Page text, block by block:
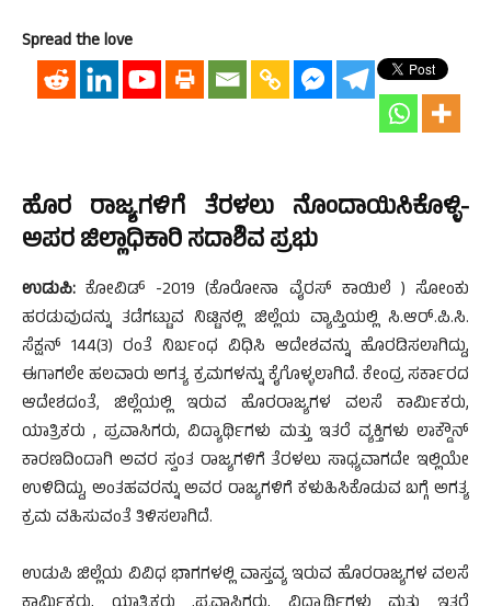
Spread the love
ಹೊರ ರಾಜ್ಯಗಳಿಗೆ ತೆರಳಲು ನೊಂದಾಯಿಸಿಕೊಳ್ಳಿ-
ಅಪರ ಜಿಲ್ಲಾಧಿಕಾರಿ ಸದಾಶಿವ ಪ್ರಭು
ಉಡುಪಿ: ಕೋವಿಡ್ -2019 (ಕೊರೋನಾ ವೈರಸ್ ಕಾಯಿಲೆ ) ಸೋಂಕು
ಹರಡುವುದನ್ನು ತಡೆಗಟ್ಟುವ ನಿಟ್ಟಿನಲ್ಲಿ ಜಿಲ್ಲೆಯ ವ್ಯಾಪ್ತಿಯಲ್ಲಿ ಸಿ.ಆರ್.ಪಿ.ಸಿ.
ಸೆಕ್ಷನ್ 144(3) ರಂತೆ ನಿರ್ಬಂಧ ವಿಧಿಸಿ ಆದೇಶವನ್ನು ಹೊರಡಿಸಲಾಗಿದ್ದು,
ಈಗಾಗಲೇ ಹಲವಾರು ಅಗತ್ಯ ಕ್ರಮಗಳನ್ನು ಕೈಗೊಳ್ಳಲಾಗಿದೆ. ಕೇಂದ್ರ ಸರ್ಕಾರದ
ಆದೇಶದಂತೆ, ಜಿಲ್ಲೆಯಲ್ಲಿ ಇರುವ ಹೊರರಾಜ್ಯಗಳ ವಲಸೆ ಕಾರ್ಮಿಕರು,
ಯಾತ್ರಿಕರು , ಪ್ರವಾಸಿಗರು, ವಿದ್ಯಾರ್ಥಿಗಳು ಮತ್ತು ಇತರೆ ವ್ಯಕ್ತಿಗಳು ಲಾಕ್ಡೌನ್
ಕಾರಣದಿಂದಾಗಿ ಅವರ ಸ್ವಂತ ರಾಜ್ಯಗಳಿಗೆ ತೆರಳಲು ಸಾಧ್ಯವಾಗದೇ ಇಲ್ಲಿಯೇ
ಉಳಿದಿದ್ದು, ಅಂತಹವರನ್ನು ಅವರ ರಾಜ್ಯಗಳಿಗೆ ಕಳುಹಿಸಿಕೊಡುವ ಬಗ್ಗೆ ಅಗತ್ಯ
ಕ್ರಮ ವಹಿಸುವಂತೆ ತಿಳಿಸಲಾಗಿದೆ.
ಉಡುಪಿ ಜಿಲ್ಲೆಯ ವಿವಿಧ ಭಾಗಗಳಲ್ಲಿ ವಾಸ್ತವ್ಯ ಇರುವ ಹೊರರಾಜ್ಯಗಳ ವಲಸೆ